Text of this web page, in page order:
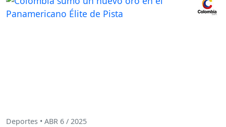
Deportes • ABR 6 / 2025